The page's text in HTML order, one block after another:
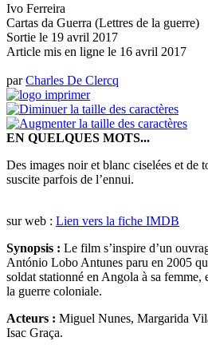
Ivo Ferreira
Cartas da Guerra (Lettres de la guerre)
Sortie le 19 avril 2017
Article mis en ligne le 16 avril 2017
parCharles De Clercq
EN QUELQUES MOTS...
Des images noir et blanc ciselées et de
suscite parfois de l’ennui.
sur web : Lien vers la fiche IMDB
Synopsis : Le film s’inspire d’un
António Lobo Antunes paru en 2005
soldat stationné en Angola à sa femme,
la guerre coloniale.
Acteurs : Miguel Nunes, Margarida
Isac Graça.